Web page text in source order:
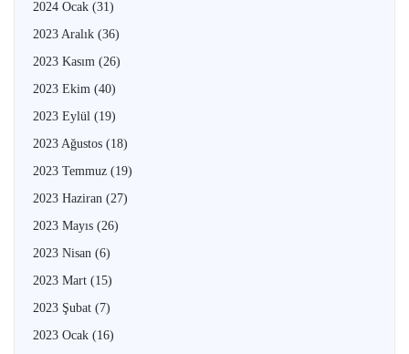
2024 Ocak (31)
2023 Aralık (36)
2023 Kasım (26)
2023 Ekim (40)
2023 Eylül (19)
2023 Ağustos (18)
2023 Temmuz (19)
2023 Haziran (27)
2023 Mayıs (26)
2023 Nisan (6)
2023 Mart (15)
2023 Şubat (7)
2023 Ocak (16)